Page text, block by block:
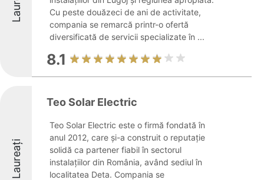
Cu peste douăzeci de ani de activitate,
compania se remarcă printr-o ofertă
diversificată de servicii specializate în ...
8.1
Laureați
Teo Solar Electric
Teo Solar Electric este o firmă fondată în
anul 2012, care şi-a construit o reputaţie
solidă ca partener fiabil în sectorul
instalaţiilor din România, având sediul în
localitatea Deta. Compania se